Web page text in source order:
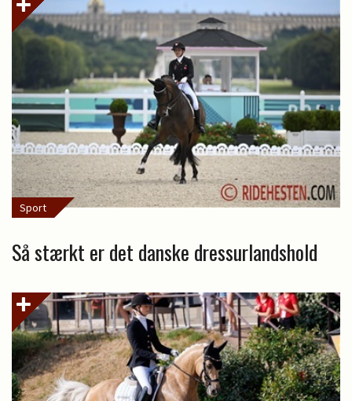
Sport
Så stærkt er det danske dressurlandshold